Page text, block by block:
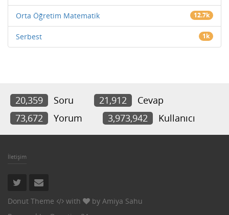
Orta Öğretim Matematik 12.7k
Serbest 1k
20,359 Soru 21,912
Cevap
73,672
Yorum 3,973,942 Kullanıcı
İletişim
Donut Theme with by Amiya Sahu